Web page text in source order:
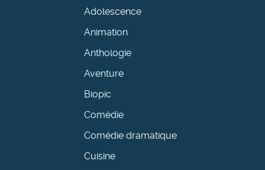
Adolescence
Animation
Anthologie
Aventure
Biopic
Comédie
Comédie dramatique
Cuisine